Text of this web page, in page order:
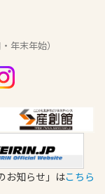
年末年始）
お知らせ」はこちら